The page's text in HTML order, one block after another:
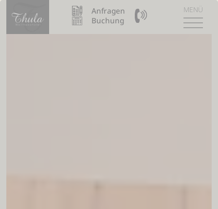
Anfragen
Buchung
09904 / 8110990MENÜ